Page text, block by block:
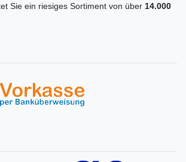
Sie ein riesiges Sortiment von über 14.000